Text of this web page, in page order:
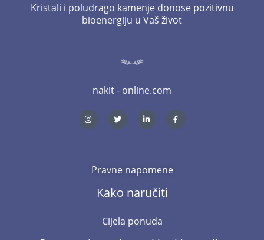
Kristali i poludrago kamenje donose pozitivnu
bioenergiju u Vaš život
nakit - online.com
n
s
t
m
w
i
t
i
n
k
i
a
c
e
Pravne napomene
Kako naručiti
Cijela ponuda